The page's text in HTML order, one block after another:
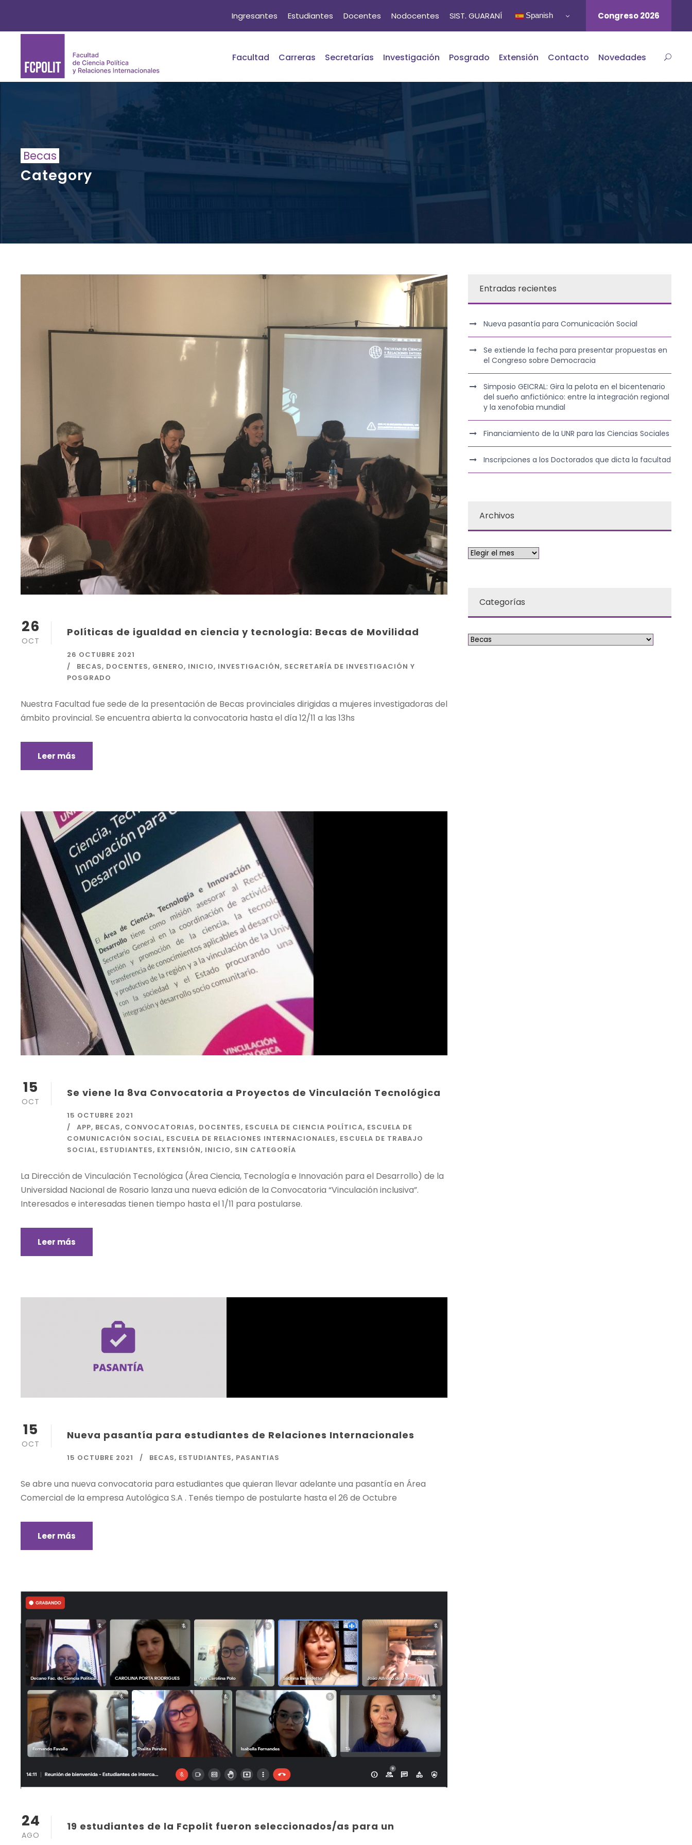
Ingresantes Estudiantes Docentes Nodocentes SIST. GUARANÍ Spanish Congreso 2026
Facultad Carreras Secretarías Investigación Posgrado Extensión Contacto Novedades
Becas
Category
26
OCT
Políticas de igualdad en ciencia y tecnología: Becas de Movilidad
26 OCTUBRE 2021
BECAS, DOCENTES, GENERO, INICIO, INVESTIGACIÓN, SECRETARÍA DE INVESTIGACIÓN Y
POSGRADO
Nuestra Facultad fue sede de la presentación de Becas provinciales dirigidas a mujeres investigadoras del
ámbito provincial. Se encuentra abierta la convocatoria hasta el día 12/11 a las 13hs
Leer más
15
OCT
Se viene la 8va Convocatoria a Proyectos de Vinculación Tecnológica
15 OCTUBRE 2021
APP, BECAS, CONVOCATORIAS, DOCENTES, ESCUELA DE CIENCIA POLÍTICA, ESCUELA DE
COMUNICACIÓN SOCIAL, ESCUELA DE RELACIONES INTERNACIONALES, ESCUELA DE TRABAJO
SOCIAL, ESTUDIANTES, EXTENSIÓN, INICIO, SIN CATEGORÍA
La Dirección de Vinculación Tecnológica (Área Ciencia, Tecnología e Innovación para el Desarrollo) de la
Universidad Nacional de Rosario lanza una nueva edición de la Convocatoria “Vinculación inclusiva”.
Interesados e interesadas tienen tiempo hasta el 1/11 para postularse.
Leer más
15
OCT
Nueva pasantía para estudiantes de Relaciones Internacionales
15 OCTUBRE 2021 BECAS, ESTUDIANTES, PASANTIAS
Se abre una nueva convocatoria para estudiantes que quieran llevar adelante una pasantía en Área
Comercial de la empresa Autológica S.A . Tenés tiempo de postularte hasta el 26 de Octubre
Leer más
24
AGO
19 estudiantes de la Fcpolit fueron seleccionados/as para un
Entradas recientes
Nueva pasantía para Comunicación Social
Se extiende la fecha para presentar propuestas en
el Congreso sobre Democracia
Simposio GEICRAL: Gira la pelota en el bicentenario
del sueño anfictiónico: entre la integración regional
y la xenofobia mundial
Financiamiento de la UNR para las Ciencias Sociales
Inscripciones a los Doctorados que dicta la facultad
Archivos
Categorías